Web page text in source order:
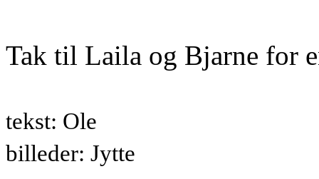
Tak til Laila og Bjarne for
tekst: Ole
billeder: Jytte